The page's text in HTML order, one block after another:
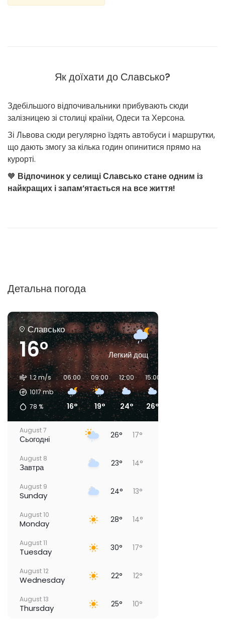
Як доїхати до Славсько?
Здебільшого відпочивальники прибувають сюди
залізницею зі столиці країни, Одеси та Херсона.
Зі Львова сюди регулярно їздять автобуси і маршрутки,
що дають змогу за кілька годин опинитися прямо на
курорті.
🧡 Відпочинок у селищі Славсько стане одним із
найкращих і запам’ятається на все життя!
Детальна погода
Славсько
16° Легкий дощ
1.2 m/s
1017mb
78%
06:00
16°
09:00
19°
12:00
24°
15:00
26°
August 7
Сьогодні 26° 17°
August 8
Завтра 23° 14°
August 9
Sunday 24° 13°
August 10
Monday 28° 14°
August 11
Tuesday 30° 17°
August 12
Wednesday 22° 12°
August 13
Thursday 25° 10°